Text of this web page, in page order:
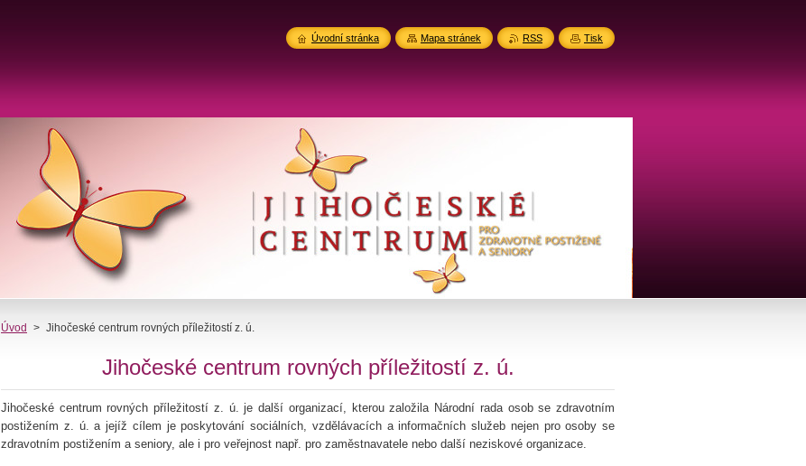
Úvod > Jihočeské centrum rovných příležitostí z. ú.
Jihočeské centrum rovných příležitostí z. ú.
Jihočeské centrum rovných příležitostí z. ú. je další organizací, kterou založila Národní rada osob se zdravotním
postižením z. ú. a jejíž cílem je poskytování sociálních, vzdělávacích a informačních služeb nejen pro osoby se
zdravotním postižením a seniory, ale i pro veřejnost např. pro zaměstnavatele nebo další neziskové organizace.
Úvodní stránka Mapa stránek RSS Tisk